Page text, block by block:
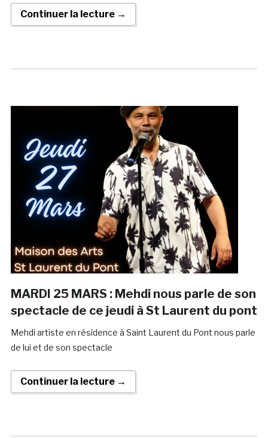
Continuer la lecture →
MARDI 25 MARS : Mehdi nous parle de son
spectacle de ce jeudi à St Laurent du pont
Mehdi artiste en résidence à Saint Laurent du Pont nous parle
de lui et de son spectacle
Continuer la lecture →